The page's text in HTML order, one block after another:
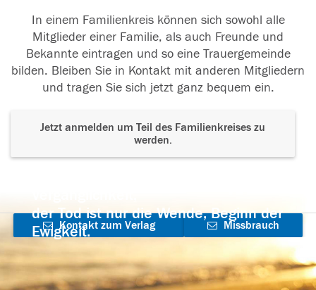
In einem Familienkreis können sich sowohl alle
Mitglieder einer Familie, als auch Freunde und
Bekannte eintragen und so eine Trauergemeinde
bilden. Bleiben Sie in Kontakt mit anderen Mitgliedern
und tragen Sie sich jetzt ganz bequem ein.
Jetzt anmelden um Teil des Familienkreises zu
werden.
der Tod ist nur die Wende, Beginn der
Ewigkeit.
Kontakt zum Verlag
aufnehmen
Missbrauch